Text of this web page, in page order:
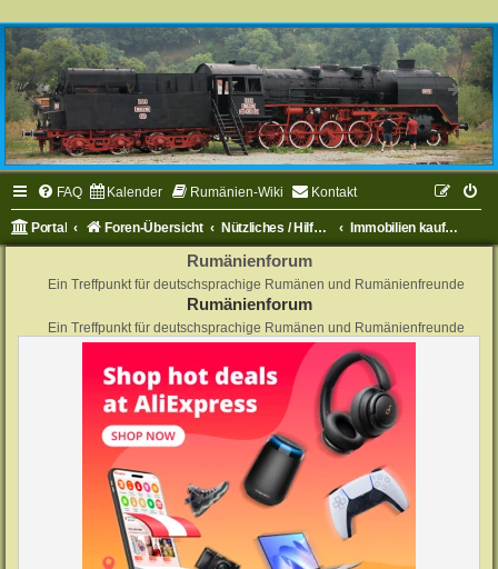
FAQ Kalender Rumänien-Wiki Kontakt
Portal Foren-Übersicht Nützliches / Hilfe zu Rumänien Immobilien kaufen / verkaufen
Rumänienforum
Ein Treffpunkt für deutschsprachige Rumänen und Rumänienfreunde
Rumänienforum
Ein Treffpunkt für deutschsprachige Rumänen und Rumänienfreunde